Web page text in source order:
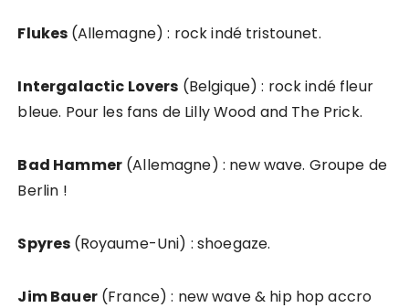
Flukes (Allemagne) : rock indé tristounet.
Intergalactic Lovers (Belgique) : rock indé fleur
bleue. Pour les fans de Lilly Wood and The Prick.
Bad Hammer(Allemagne) : new wave. Groupe de
Berlin !
Spyres (Royaume-Uni) : shoegaze.
Jim Bauer(France) : new wave & hip hop accro